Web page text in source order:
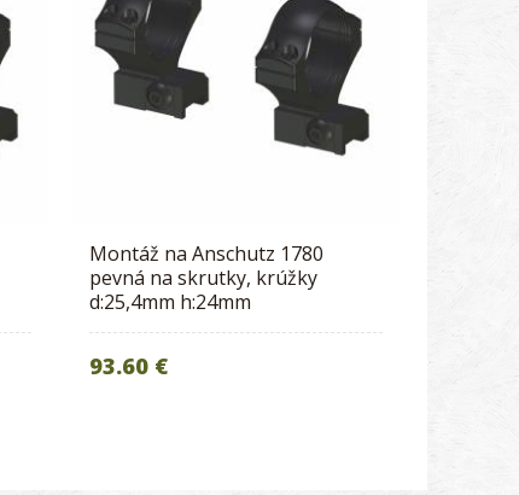
Montáž na Anschutz 1780
pevná na skrutky, krúžky
d:25,4mm h:24mm
93.60 €